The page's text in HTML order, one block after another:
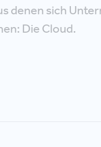
denen sich
Die Cloud.